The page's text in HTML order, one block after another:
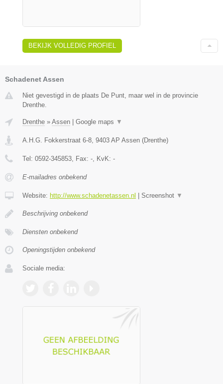
BEKIJK VOLLEDIG PROFIEL
Schadenet Assen
Niet gevestigd in de plaats De Punt, maar wel in de provincie
Drenthe.
Drenthe » Assen | Google maps ▼
A.H.G. Fokkerstraat 6-8 9403 AP Assen (Drenthe)
Tel: 0592-345853 , Fax: - , KvK: -
E-mailadres onbekend
Website: http://www.schadenetassen.nl | Screenshot ▼
Beschrijving onbekend
Diensten onbekend
Openingstijden onbekend
Sociale media: